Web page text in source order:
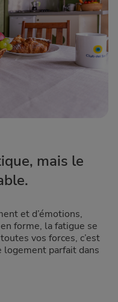
mais le
et d’émotions,
forme, la fatigue se
vos forces, c’est
logement parfait dans